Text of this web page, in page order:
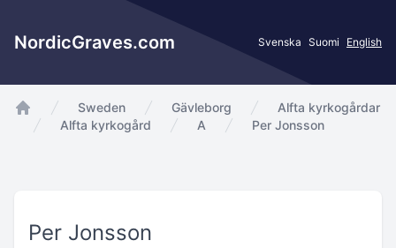
NordicGraves.com Svenska Suomi English
app.Start
Sweden Gävleborg
Alfta kyrkogårdar
Alfta kyrkogård
A Per Jonsson
Per Jonsson